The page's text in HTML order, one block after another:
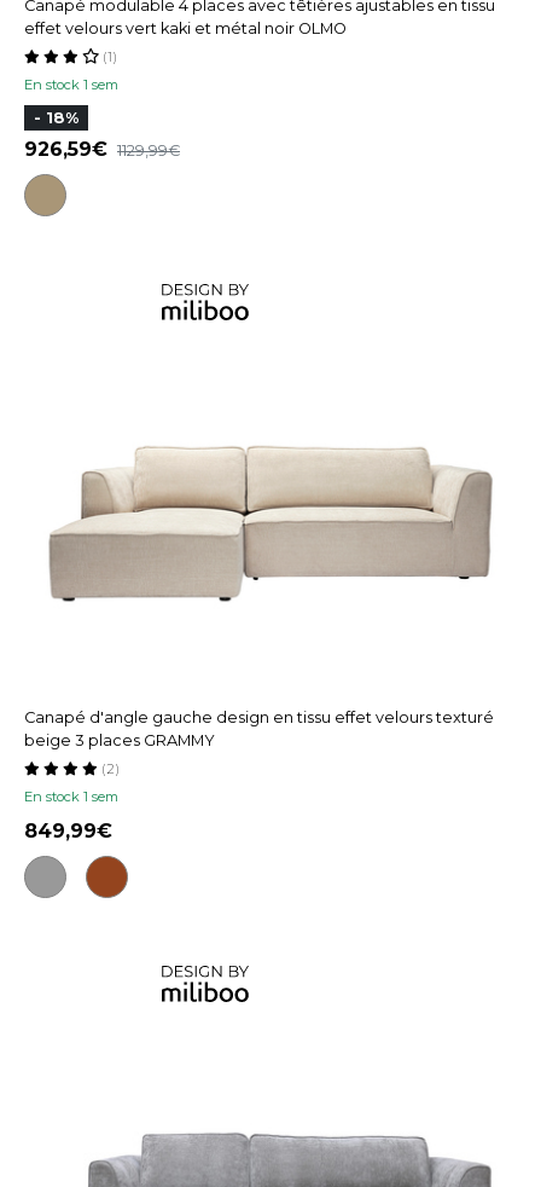
Canapé modulable 4 places avec têtières ajustables en tissu
effet velours vert kaki et métal noir OLMO
En stock 1 sem
(1)
- 18%
926,59 1129,99
Canapé d'angle gauche design en tissu effet velours texturé
beige 3 places GRAMMY
En stock 1 sem
(2)
849,99